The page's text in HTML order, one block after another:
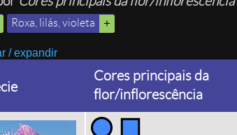
Roxa, lilás, violeta
/ expandir
Cores principais da
flor/inflorescência